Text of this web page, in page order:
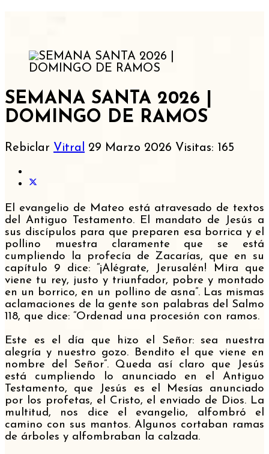
SEMANA SANTA 2026 |
DOMINGO DE RAMOS
Rebiclar Vitral 29 Marzo 2026 Visitas: 165
El evangelio de Mateo está atravesado de textos
del Antiguo Testamento. El mandato de Jesús a
sus discípulos para que preparen esa borrica y el
pollino muestra claramente que se está
cumpliendo la profecía de Zacarías, que en su
capítulo 9 dice: “¡Alégrate, Jerusalén! Mira que
viene tu rey, justo y triunfador, pobre y montado
en un borrico, en un pollino de asna”. Las mismas
aclamaciones de la gente son palabras del Salmo
118, que dice: “Ordenad una procesión con ramos.
Este es el día que hizo el Señor: sea nuestra
alegría y nuestro gozo. Bendito el que viene en
nombre del Señor”. Queda así claro que Jesús
está cumpliendo lo anunciado en el Antiguo
Testamento, que Jesús es el Mesías anunciado
por los profetas, el Cristo, el enviado de Dios. La
multitud, nos dice el evangelio, alfombró el
camino con sus mantos. Algunos cortaban ramas
de árboles y alfombraban la calzada.